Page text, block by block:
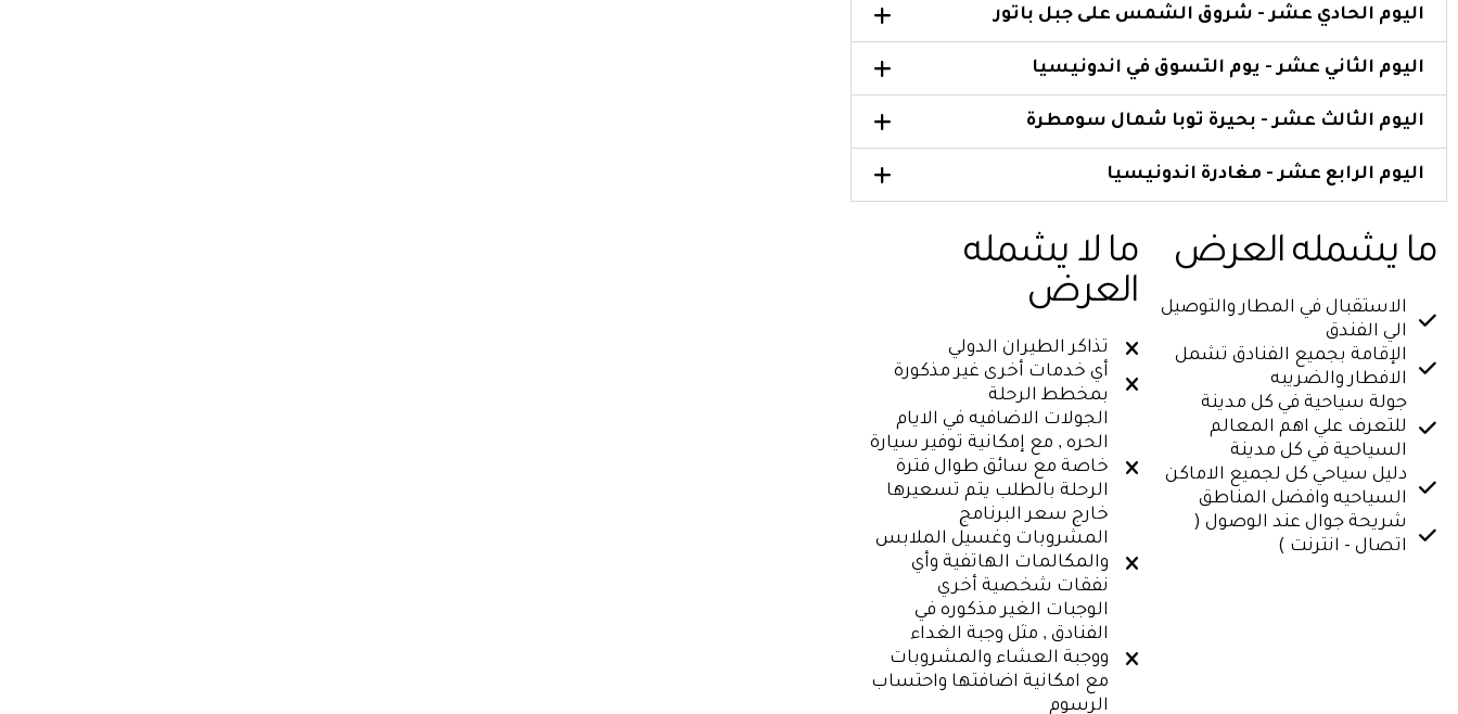
اليوم الحادي عشر - شروق الشمس على جبل باتور
اليوم الثاني عشر - يوم التسوق في اندونيسيا
اليوم الثالث عشر - بحيرة توبا شمال سومطرة
اليوم الرابع عشر - مغادرة اندونيسيا
ما يشمله العرض
الاستقبال في المطار والتوصيل
الي الفندق
الإقامة بجميع الفنادق تشمل
الافطار والضريبه
جولة سياحية في كل مدينة
للتعرف علي اهم المعالم
السياحية في كل مدينة
دليل سياحي كل لجميع الاماكن
السياحيه وافضل المناطق
شريحة جوال عند الوصول (
اتصال - انترنت )
ما لا يشمله
العرض
تذاكر الطيران الدولي
أي خدمات أخرى غير مذكورة
بمخطط الرحلة
الجولات الاضافيه في الايام
الحره , مع إمكانية توفير سيارة
خاصة مع سائق طوال فترة
الرحلة بالطلب يتم تسعيرها
خارج سعر البرنامج
المشروبات وغسيل الملابس
والمكالمات الهاتفية وأي
نفقات شخصية أخري
الوجبات الغير مذكوره في
الفنادق , مثل وجبة الغداء
ووجبة العشاء والمشروبات
مع امكانية اضافتها واحتساب
الرسوم